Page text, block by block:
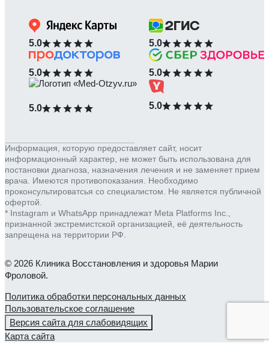
5.0 5.0
5.0 5.0
5.0 5.0
© 2026 Клиника Восстановления и здоровья Марии
Фроловой.
Политика обработки персональных данных
Пользовательское соглашение
Версия сайта для слабовидящих
Карта сайта
Информация, которую предоставляет сайт, носит
информационный характер, не может быть использована для
постановки диагноза, назначения лечения и не заменяет прием
врача. Имеются противопоказания. Необходимо
проконсультироватсья со специалистом. Не является публичной
офертой.
* Instagram и WhatsApp принадлежат Meta Platforms Inc.,
признанной экстремистской организацией, её деятельность
запрещена на территории РФ.